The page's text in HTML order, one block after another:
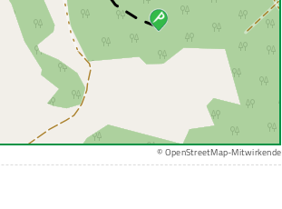
© OpenStreetMap-Mitwirkende